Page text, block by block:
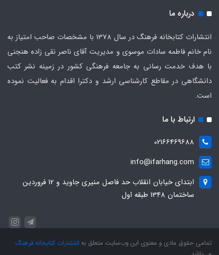
درباره ما
انتشارات کتابخانه فرهنگ در سال 1378 با مشخصات صاحب امتیاز به
نام خانم فاطمه سادات موسوی و مدیریت آقای ناصر نقی زاده هنجنی
با هدف خدمت رسانی به جامعه فرهنگی کشور در زمینه نشر کتب
دانشگاهی در مقاطع کارشناسی ارشد و دکترا اقدام به فعالیت نموده
است.
ارتباط با ما
02166469688
info@ifarhang.com
ابتداي خيابان انقلاب حد فاصل منيري جاويد و 12 فروردين
ساختمان 1348 طبقه اول
تمامی حقوق مادی و معنوی این وب‌سایت متعلق به انتشارات کتابخانه فرهنگ